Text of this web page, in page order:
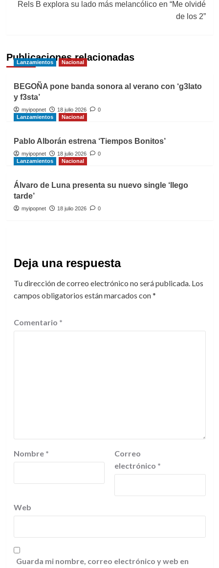
Rels B explora su lado más melancólico en “Me olvidé
de los 2”
Publicaciones relacionadas
Lanzamientos Nacional
BEGOÑA pone banda sonora al verano con ‘g3lato
y f3sta’
myipopnet 18 julio 2026
0
Lanzamientos
Nacional
Pablo Alborán estrena ‘Tiempos Bonitos’
myipopnet 18 julio 2026
0
Lanzamientos
Nacional
Álvaro de Luna presenta su nuevo single ‘llego
tarde’
myipopnet 18 julio 2026 0
Deja una respuesta
Tu dirección de correo electrónico no será publicada. Los
campos obligatorios están marcados con*
Comentario *
Nombre *
Correo
electrónico *
Web
Guarda mi nombre, correo electrónico y web en